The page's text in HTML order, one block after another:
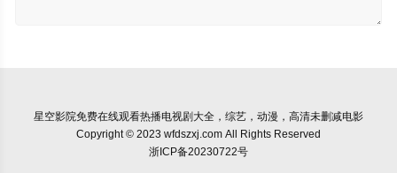
星空影院免费在线观看热播电视剧大全，综艺，动漫，高清未删减电影
Copyright © 2023 wfdszxj.com All Rights Reserved
浙ICP备20230722号